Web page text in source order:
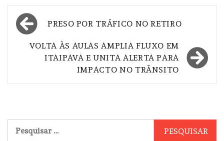
Navegação
de
Post
PRESO POR TRÁFICO NO RETIRO
VOLTA ÀS AULAS AMPLIA FLUXO EM
ITAIPAVA E UNITA ALERTA PARA
IMPACTO NO TRÂNSITO